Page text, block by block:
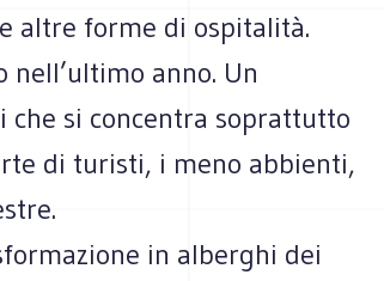
altre forme di ospitalità.
anno. Un
si concentra soprattutto
di turisti, i meno abbienti,
in alberghi dei